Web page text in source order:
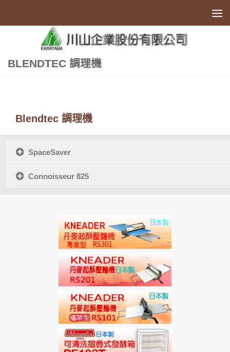
BLENDTEC 調理機
Blendtec 調理機
SpaceSaver
Connoisseur 825